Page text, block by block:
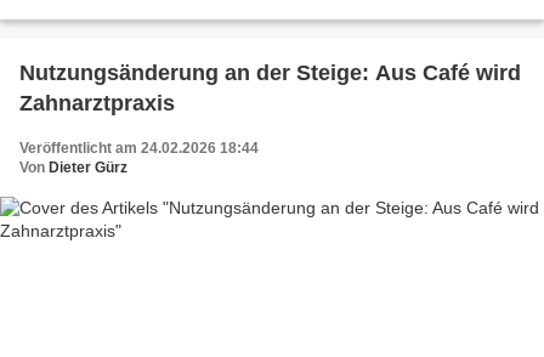
Nutzungsänderung an der Steige: Aus Café wird
Zahnarztpraxis
Veröffentlicht am 24.02.2026 18:44
Von Dieter Gürz